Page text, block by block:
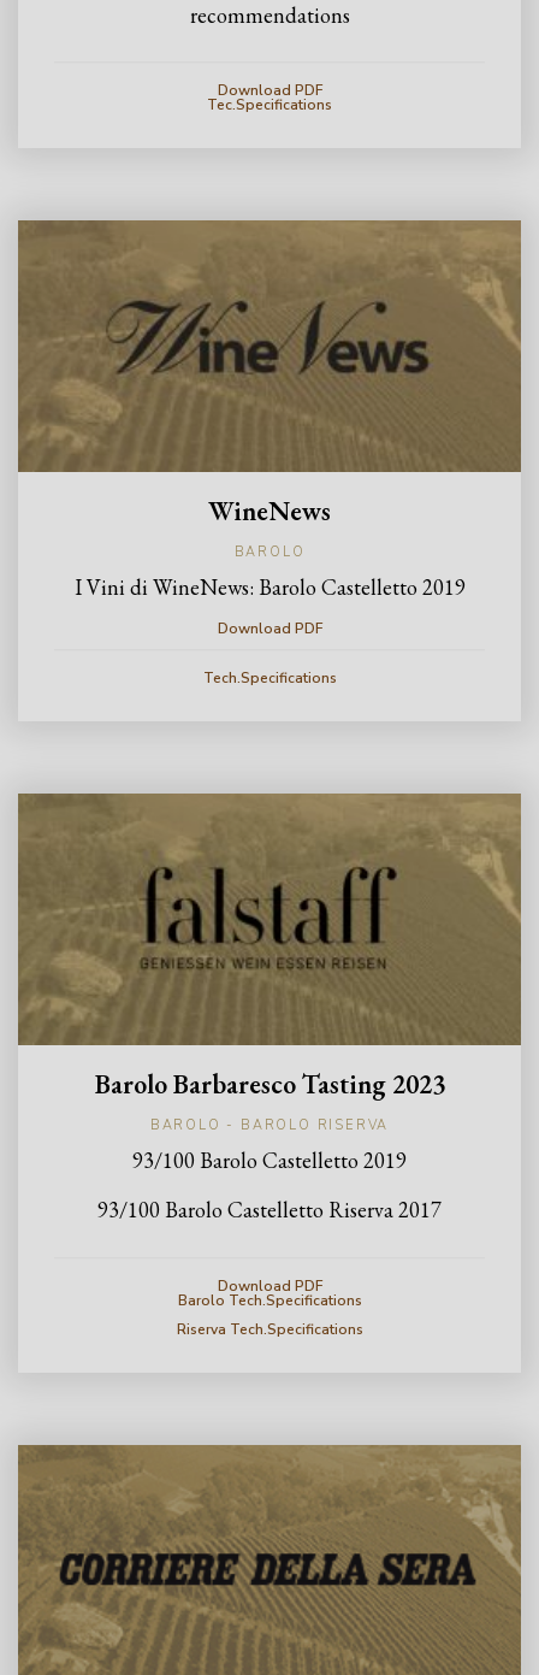
recommendations
Download PDF
Tec.Specifications
WineNews
BAROLO
I Vini di WineNews: Barolo Castelletto 2019
Download PDF
Tech.Specifications
Barolo Barbaresco Tasting 2023
BAROLO - BAROLO RISERVA
93/100 Barolo Castelletto 2019
93/100 Barolo Castelletto Riserva 2017
Download PDF
Barolo Tech.Specifications
Riserva Tech.Specifications